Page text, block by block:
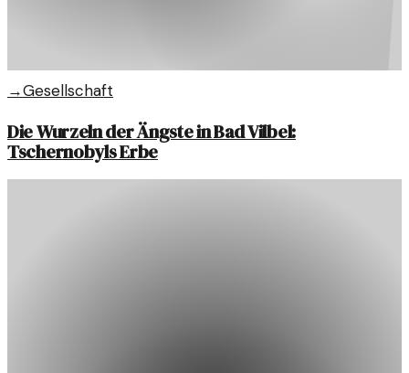
→Gesellschaft
Die Wurzeln der Ängste in Bad Vilbel:
Tschernobyls Erbe